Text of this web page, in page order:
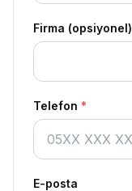
Firma (opsiyonel)
Telefon *
E-posta